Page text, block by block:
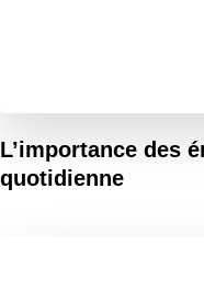
L’importance des
quotidienne